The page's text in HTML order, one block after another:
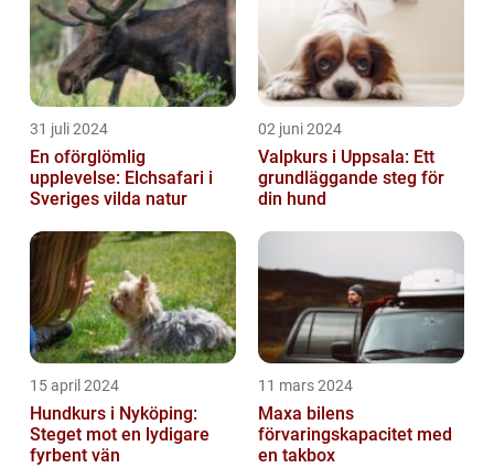
31 juli 2024
En oförglömlig
upplevelse: Elchsafari i
Sveriges vilda natur
02 juni 2024
Valpkurs i Uppsala: Ett
grundläggande steg för
din hund
15 april 2024
Hundkurs i Nyköping:
Steget mot en lydigare
fyrbent vän
11 mars 2024
Maxa bilens
förvaringskapacitet med
en takbox